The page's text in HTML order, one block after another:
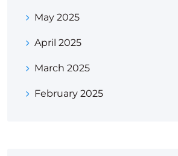
May 2025
April 2025
March 2025
February 2025